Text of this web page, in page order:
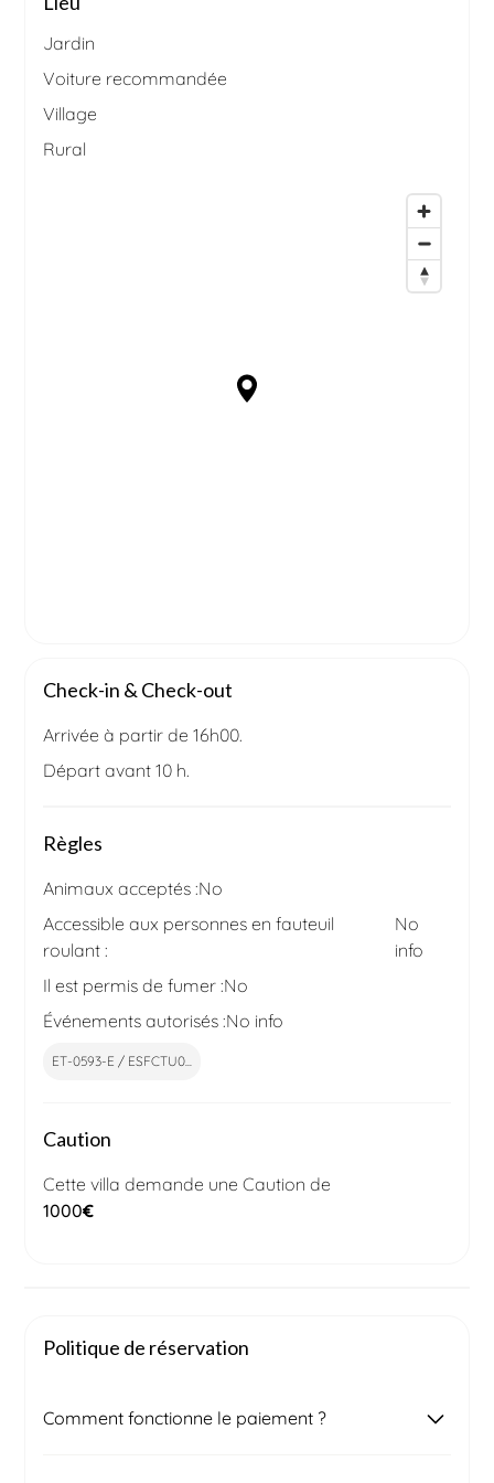
Jardin
Voiture recommandée
Village
Rural
Check-in & Check-out
Arrivée à partir de 16h00.
Départ avant 10 h.
Règles
Animaux acceptés :No
Accessible aux personnes en fauteuil
roulant :
No
info
Il est permis de fumer :No
Événements autorisés :No info
ET-0593-E / ESFCTU0...
Caution
Cette villa demande une Caution de
1000€
Politique de réservation
Comment fonctionne le paiement ?